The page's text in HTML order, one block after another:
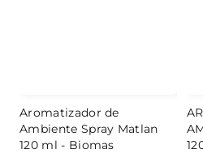
Aromatizador de
Ambiente Spray Matlan
120 ml - Biomas